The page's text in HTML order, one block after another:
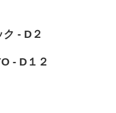
- D２
- D１２